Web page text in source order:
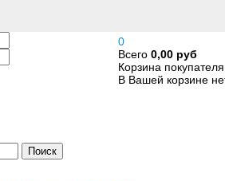
0
Всего 0,00 руб
Корзина покупателя
В Вашей корзине
Поиск